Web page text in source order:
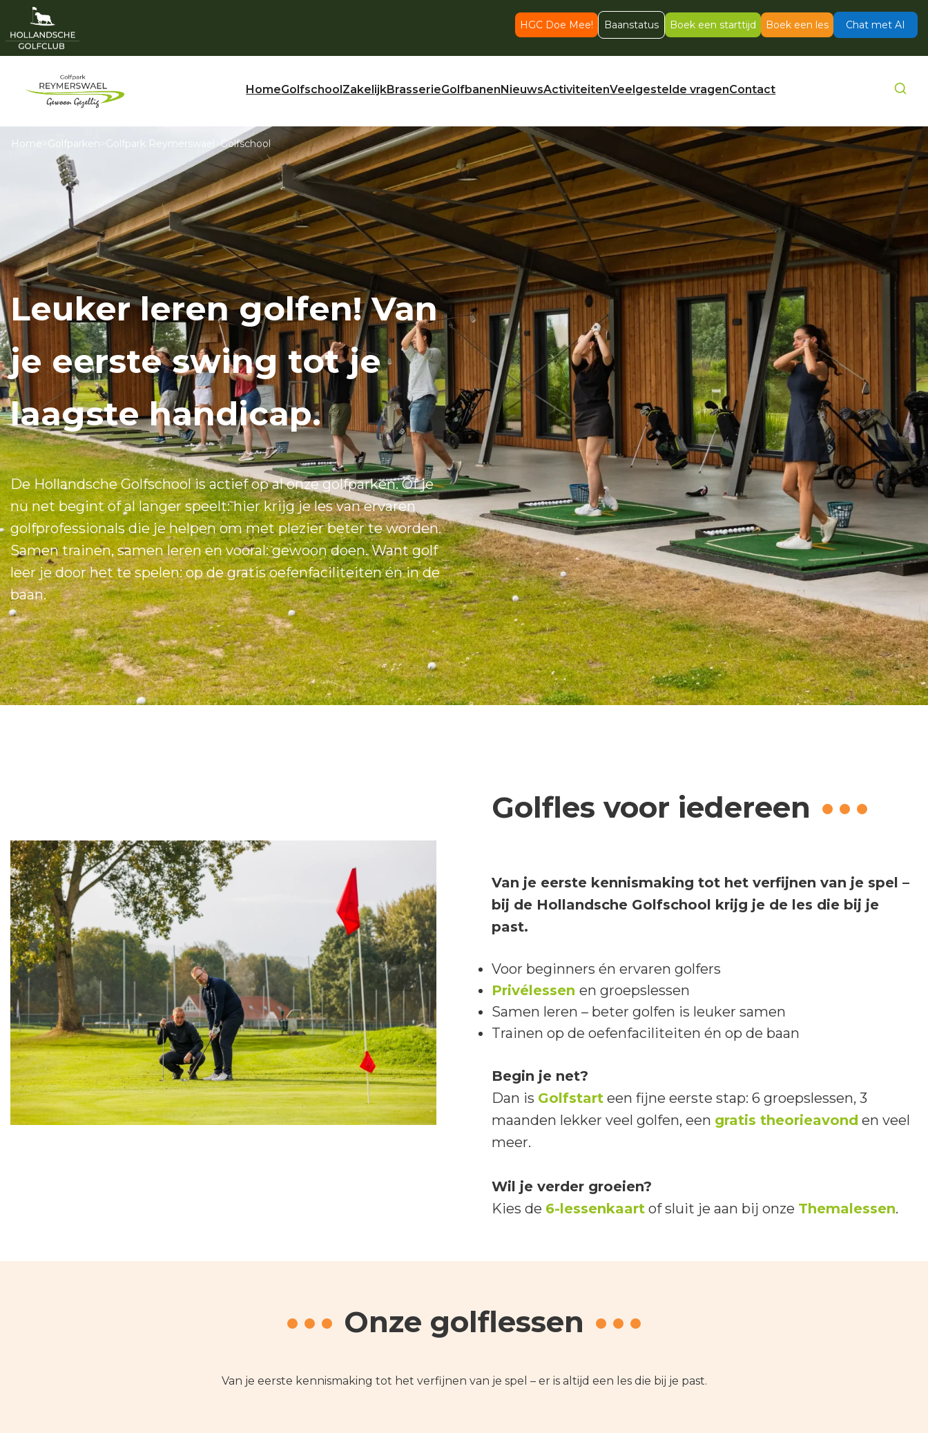
HGC Doe Mee! Baanstatus Boek een starttijd Boek een les Chat met AI
HomeGolfschoolZakelijkBrasserieGolfbanenNieuwsActiviteitenVeelgestelde vragenContact
Home Golfparken Golfpark Reymerswael >Golfschool
Leuker leren golfen! Van
je eerste swing tot je
laagste handicap.
De Hollandsche Golfschool is actief op al onze golfparken. Of je
nu net begint of al langer speelt: hier krijg je les van ervaren
golfprofessionals die je helpen om met plezier beter te worden.
Samen trainen, samen leren en vooral: gewoon doen. Want golf
leer je door het te spelen: op de gratis oefenfaciliteiten én in de
baan.
Golfles voor iedereen
Van je eerste kennismaking tot het verfijnen van je spel –
bij de Hollandsche Golfschool krijg je de les die bij je
past.
Voor beginners én ervaren golfers
Privélessen en groepslessen
Samen leren – beter golfen is leuker samen
Trainen op de oefenfaciliteiten én op de baan
Begin je net?
Dan is Golfstart een fijne eerste stap: 6 groepslessen, 3
maanden lekker veel golfen, een gratis theorieavond en veel
meer.
Wil je verder groeien?
Kies de 6-lessenkaart of sluit je aan bij onze Themalessen.
Onze golflessen
Van je eerste kennismaking tot het verfijnen van je spel – er is altijd een les die bij je past.